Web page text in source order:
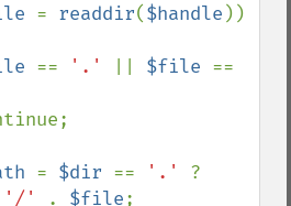
= readdir($handle ))
== '.' $file
= $dir == '.'
'/' . $file;